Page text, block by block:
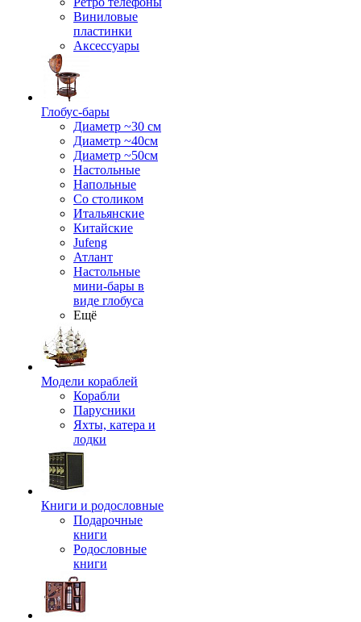
Виниловые
пластинки
Аксессуары
Глобус-бары
Диаметр ~30 см
Диаметр ~40см
Диаметр ~50см
Настольные
Напольные
Со столиком
Итальянские
Китайские
Jufeng
Атлант
Настольные
мини-бары в
виде глобуса
Ещё
Модели кораблей
Корабли
Парусники
Яхты, катера и
лодки
Книги и родословные
Подарочные
книги
Родословные
книги